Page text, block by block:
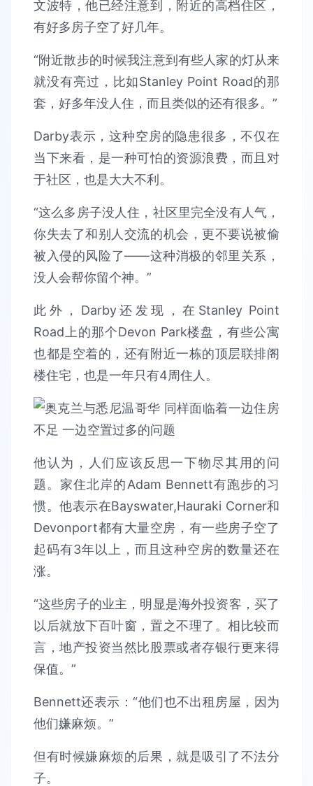
文波特，他已经注意到，附近的高档住区，
有好多房子空了好几年。
“附近散步的时候我注意到有些人家的灯从来
就没有亮过，比如Stanley Point Road的那
套，好多年没人住，而且类似的还有很多。”
Darby表示，这种空房的隐患很多，不仅在
当下来看，是一种可怕的资源浪费，而且对
于社区，也是大大不利。
“这么多房子没人住，社区里完全没有人气，
你失去了和别人交流的机会，更不要说被偷
被入侵的风险了——这种消极的邻里关系，
没人会帮你留个神。”
此外，Darby还发现，在Stanley Point
Road上的那个Devon Park楼盘，有些公寓
也都是空着的，还有附近一栋的顶层联排阁
楼住宅，也是一年只有4周住人。
他认为，人们应该反思一下物尽其用的问
题。家住北岸的Adam Bennett有跑步的习
惯。他表示在Bayswater,Hauraki Corner和
Devonport都有大量空房，有一些房子空了
起码有3年以上，而且这种空房的数量还在
涨。
“这些房子的业主，明显是海外投资客，买了
以后就放下百叶窗，置之不理了。相比较而
言，地产投资当然比股票或者存银行更来得
保值。”
Bennett还表示：“他们也不出租房屋，因为
他们嫌麻烦。”
但有时候嫌麻烦的后果，就是吸引了不法分
子。